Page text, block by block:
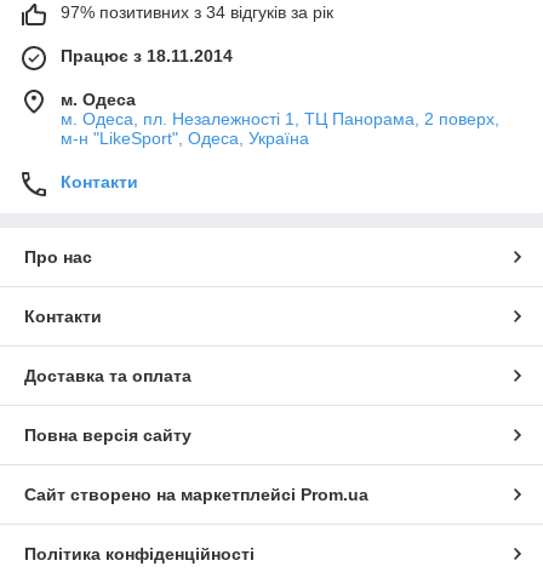
97% позитивних з 34 відгуків за рік
Працює з 18.11.2014
м. Одеса
м. Одеса, пл. Незалежності 1, ТЦ Панорама, 2 поверх,
м-н "LikeSport", Одеса, Україна
Контакти
Про нас
Контакти
Доставка та оплата
Повна версія сайту
Сайт створено на маркетплейсі Prom.ua
Політика конфіденційності